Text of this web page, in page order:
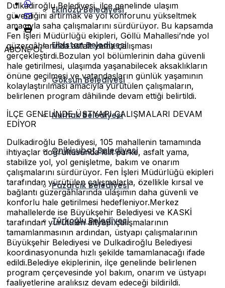
Ekinözü Belediyesi
Elbistan Belediyesi
Göksun Belediyesi
Nurhak Belediyesi
Onikişubat Belediyesi
Pazarcık Belediyesi
Türkoğlu Belediyesi
ABONE OL
Dulkadiroğlu Belediyesi, ilçe genelinde ulaşım
güvenliğini artırmak ve yol konforunu yükseltmek
amacıyla saha çalışmalarını sürdürüyor. Bu kapsamda
Fen İşleri Müdürlüğü ekipleri, Göllü Mahallesi’nde yol
güzergâhlarında asfalt yama çalışması
gerçekleştirdi.Bozulan yol bölümlerinin daha güvenli
hale getirilmesi, ulaşımda yaşanabilecek aksaklıkların
önüne geçilmesi ve vatandaşların günlük yaşamının
kolaylaştırılması amacıyla yürütülen çalışmaların,
belirlenen program dâhilinde devam ettiği belirtildi.
İLÇE GENELİNDE ÜSTYAPI ÇALIŞMALARI DEVAM
EDİYOR
Dulkadiroğlu Belediyesi, 105 mahallenin tamamında
ihtiyaçlar doğrultusunda kilit parke, asfalt yama,
stabilize yol, yol genişletme, bakım ve onarım
çalışmalarını sürdürüyor. Fen İşleri Müdürlüğü ekipleri
tarafından yürütülen çalışmalarla, özellikle kırsal ve
bağlantı güzergâhlarında ulaşımın daha güvenli ve
konforlu hale getirilmesi hedefleniyor.Merkez
mahallelerde ise Büyükşehir Belediyesi ve KASKİ
tarafından yürütülen altyapı çalışmalarının
tamamlanmasının ardından, üstyapı çalışmalarının
Büyükşehir Belediyesi ve Dulkadiroğlu Belediyesi
koordinasyonunda hızlı şekilde tamamlanacağı ifade
edildi.Belediye ekiplerinin, ilçe genelinde belirlenen
program çerçevesinde yol bakım, onarım ve üstyapı
faaliyetlerine aralıksız devam edeceği bildirildi.